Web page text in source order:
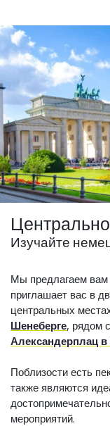
Изучайте
Мы предлагаем
приглашает вас в
центральных
Шенеберге, рядом
Александерплац
Поблизости есть
также являются
мероприятий.